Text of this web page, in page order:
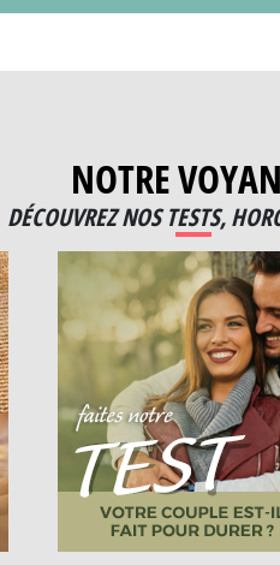
NOTRE
DÉCOUVREZ NOS TESTS,